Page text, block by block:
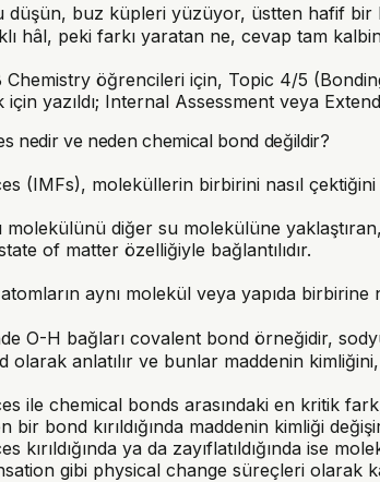
düşün, buz küpleri yüzüyor, üstten hafif bir
hâl, peki farkı yaratan ne, cevap tam
Chemistry öğrencileri için, Topic 4/5
yazıldı; Internal Assessment veya
nedir ve neden chemical bond değildir?
(IMFs), moleküllerin birbirini nasıl
diğer su molekülüne
of matter özelliğiyle bağlantılıdır.
aynı molekül veya yapıda
O-H bağları covalent bond örneğidir,
olarak anlatılır ve bunlar maddenin
ile chemical bonds arasındaki en kritik
bond kırıldığında maddenin kimliği
kırıldığında ya da zayıflatıldığında ise
gibi physical change süreçleri olarak